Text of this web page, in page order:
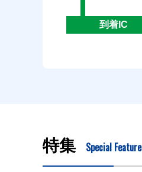
到着IC
特集 Special Feature